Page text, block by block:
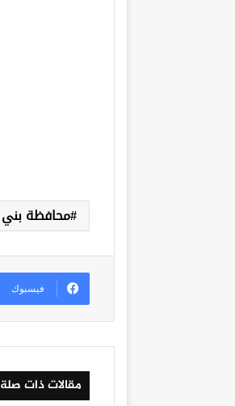
محافظة
فيسبوك
مقالات ذات صلة